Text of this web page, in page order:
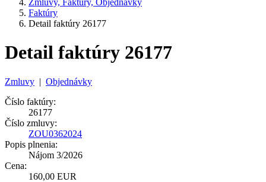
Zmluvy, Faktúry, Objednávky
Faktúry
Detail faktúry 26177
Detail faktúry 26177
Zmluvy | Objednávky
Číslo faktúry:
26177
Číslo zmluvy:
ZOU0362024
Popis plnenia:
Nájom 3/2026
Cena:
160,00 EUR